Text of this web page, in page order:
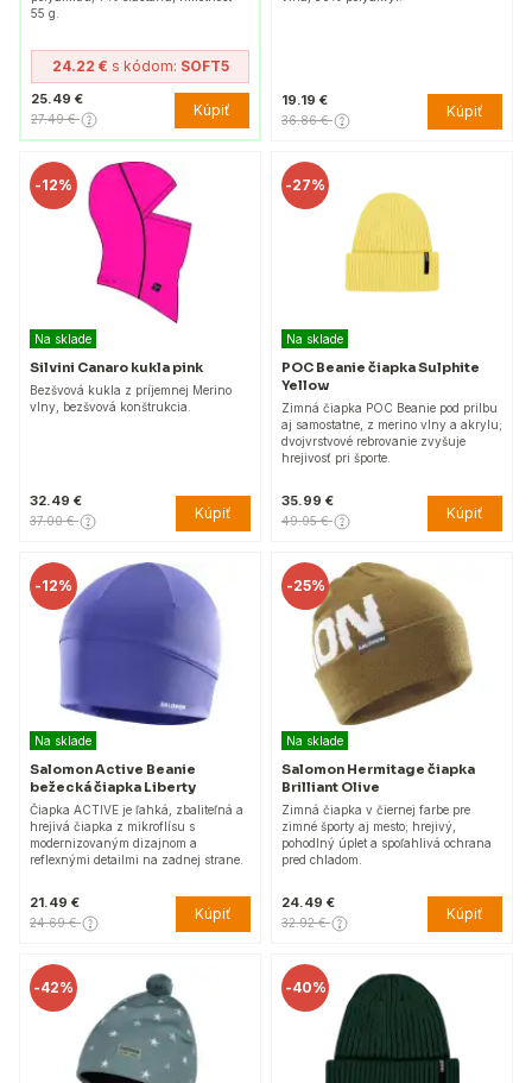
55 g.
24.22 € s kódom: SOFT5
25.49 €
27.49 € Kúpiť
19.19 €
36.86 € Kúpiť
-12%
Na sklade
Silvini Canaro kukla pink
Bezšvová kukla z príjemnej Merino
vlny, bezšvová konštrukcia.
32.49 €
37.00 € Kúpiť
-27%
Na sklade
POC Beanie čiapka Sulphite
Yellow
Zimná čiapka POC Beanie pod prilbu
aj samostatne, z merino vlny a akrylu;
dvojvrstvové rebrovanie zvyšuje
hrejivosť pri športe.
35.99 €
49.95 € Kúpiť
-12%
Na sklade
Salomon Active Beanie
bežecká čiapka Liberty
Čiapka ACTIVE je ľahká, zbaliteľná a
hrejivá čiapka z mikroflísu s
modernizovaným dizajnom a
reflexnými detailmi na zadnej strane.
21.49 €
24.69 € Kúpiť
-25%
Na sklade
Salomon Hermitage čiapka
Brilliant Olive
Zimná čiapka v čiernej farbe pre
zimné športy aj mesto; hrejivý,
pohodlný úplet a spoľahlivá ochrana
pred chladom.
24.49 €
32.92 € Kúpiť
-42% -40%